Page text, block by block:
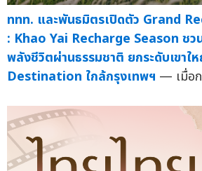
ททท. และพันธมิตรเปิดตัว Grand
: Khao Yai Recharge Season ชว
พลังชีวิตผ่านธรรมชาติ ยกระดับเขา
Destination ใกล้กรุงเทพฯ — เมื่อก